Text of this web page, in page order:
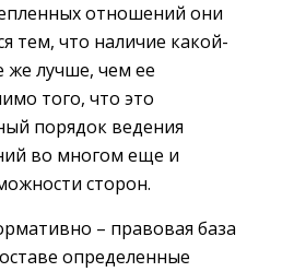
отношений они
тем, что наличие какой-
же лучше, чем ее
того, что это
порядок ведения
во многом еще и
сторон.
– правовая база
определенные